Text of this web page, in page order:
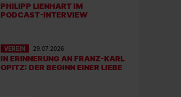
PHILIPP LIENHART IM
PODCAST-INTERVIEW
VEREIN 29.07.2026
IN ERINNERUNG AN FRANZ-KARL
OPITZ: DER BEGINN EINER LIEBE